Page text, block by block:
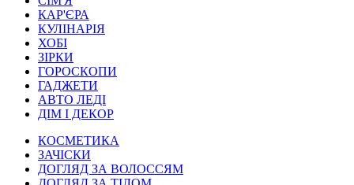
КАР'ЄРА
КУЛІНАРІЯ
ХОБІ
ЗІРКИ
ГОРОСКОПИ
ГАДЖЕТИ
АВТО ЛЕДІ
ДІМ І ДЕКОР
КОСМЕТИКА
ЗАЧІСКИ
ДОГЛЯД ЗА ВОЛОССЯМ